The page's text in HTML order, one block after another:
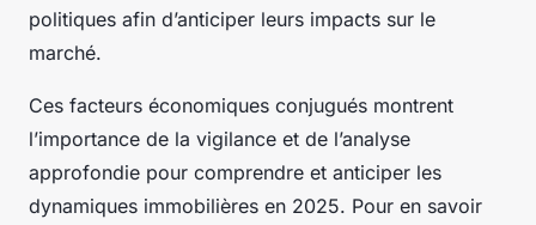
politiques afin d’anticiper leurs impacts sur le
marché.
Ces facteurs économiques conjugués montrent
l’importance de la vigilance et de l’analyse
approfondie pour comprendre et anticiper les
dynamiques immobilières en 2025. Pour en savoir